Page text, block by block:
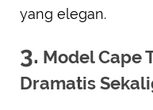
yang elegan.
3. Model Cape
Dramatis